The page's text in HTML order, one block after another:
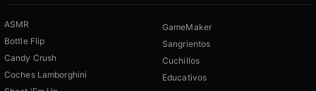
ASMR
Bottle Flip
Candy Crush
Coches Lamborghini
GameMaker
Sangrientos
Cuchillos
Educativos